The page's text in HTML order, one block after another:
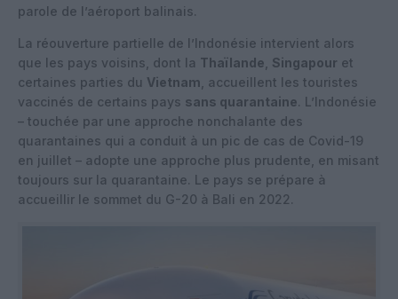
parole de l’aéroport balinais.
La réouverture partielle de l’Indonésie intervient alors
que les pays voisins, dont la Thaïlande Singapour et
certaines parties du Vietnam , accueillent les touristes
vaccinés de certains pays sans quarantaine. L’Indonésie
– touchée par une approche nonchalante des
quarantaines qui a conduit à un pic de cas de Covid-19
en juillet – adopte une approche plus prudente, en misant
toujours sur la quarantaine. Le pays se prépare à
accueillir le sommet du G-20 à Bali en 2022.